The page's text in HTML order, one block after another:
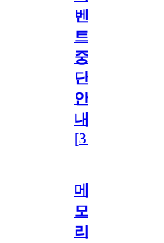
벤
트
중
단
안
내
[31
메
모
리